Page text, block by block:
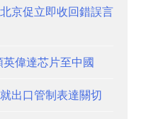
京促立即收回錯誤言
偉達芯片至中國
出口管制表達關切